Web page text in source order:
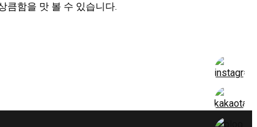
큼함을 맛 볼 수 있습니다.